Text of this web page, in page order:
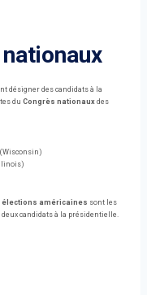
désigner des candidats à la
du Congrès nationaux des
élections américaines sont les
deux candidats à la présidentielle.